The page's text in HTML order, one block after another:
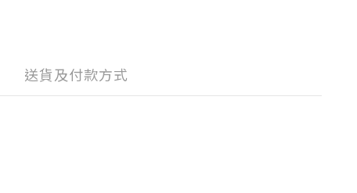
送貨及付款方式